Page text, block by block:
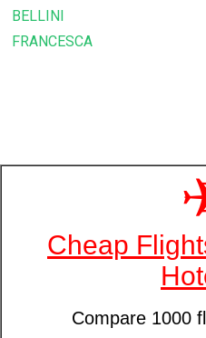
BELLINI
FRANCESCA